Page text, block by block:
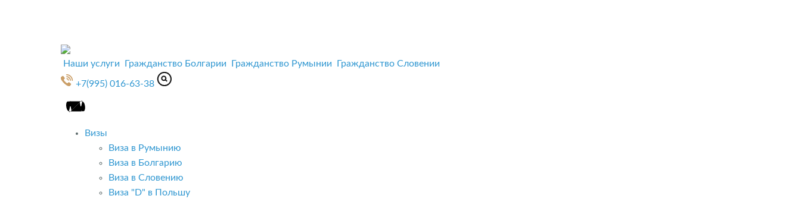
Наши услуги Гражданство Болгарии Гражданство Румынии Гражданство Словении
+7(995) 016-63-38
Визы
Виза в Румынию
Виза в Болгарию
Виза в Словению
Виза "D" в Польшу